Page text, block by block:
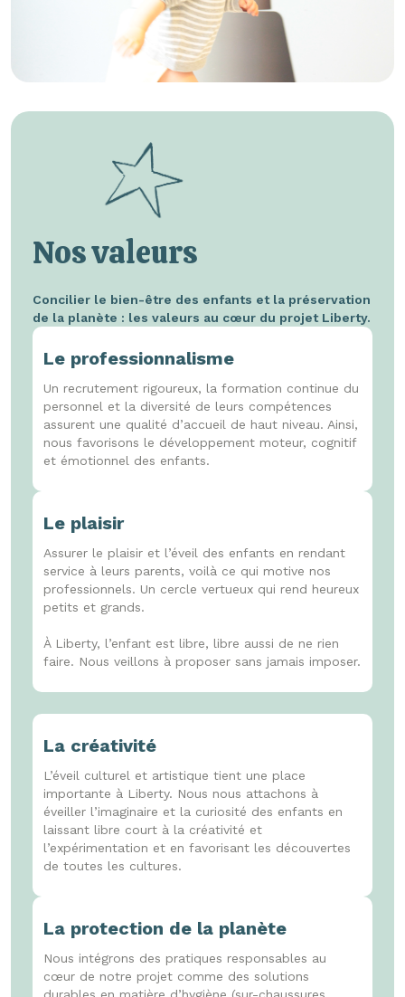
Nos valeurs
Concilier le bien-être des enfants et la préservation
de la planète : les valeurs au cœur du projet Liberty.
Le professionnalisme
Un recrutement rigoureux, la formation continue du
personnel et la diversité de leurs compétences
assurent une qualité d’accueil de haut niveau. Ainsi,
nous favorisons le développement moteur, cognitif
et émotionnel des enfants.
Le plaisir
Assurer le plaisir et l’éveil des enfants en rendant
service à leurs parents, voilà ce qui motive nos
professionnels. Un cercle vertueux qui rend heureux
petits et grands.
À Liberty, l’enfant est libre, libre aussi de ne rien
faire. Nous veillons à proposer sans jamais imposer.
La créativité
L’éveil culturel et artistique tient une place
importante à Liberty. Nous nous attachons à
éveiller l’imaginaire et la curiosité des enfants en
laissant libre court à la créativité et
l’expérimentation et en favorisant les découvertes
de toutes les cultures.
La protection de la planète
Nous intégrons des pratiques responsables au
cœur de notre projet comme des solutions
durables en matière d’hygiène (sur-chaussures